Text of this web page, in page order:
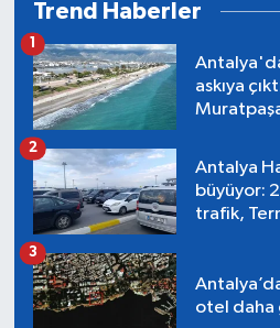
Trend Haberler
askıya
1
Antalya
büyüyor:
trafik,
2
otel daha
3